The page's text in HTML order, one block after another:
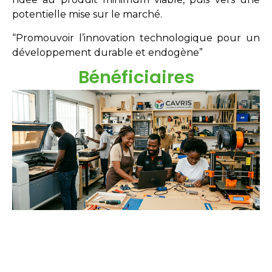
potentielle mise sur le marché.
“Promouvoir l’innovation technologique pour un
développement durable et endogène”
Bénéficiaires
Étudiants Néo-diplômés Doctorants
Chercheurs
Innovateurs
Entreprises acteurs sociaux.